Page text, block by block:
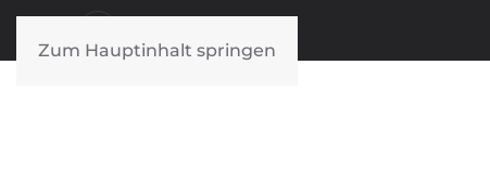
Zum Hauptinhalt springen